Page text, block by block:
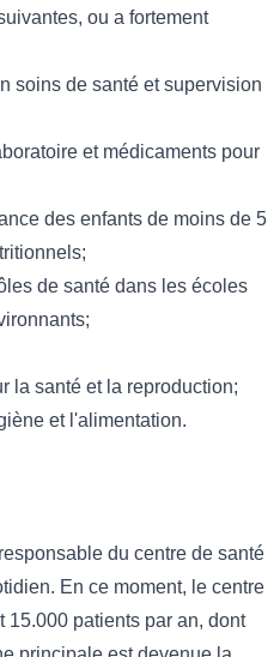
ou a fortement
soins de santé et supervision
et médicaments pour
des enfants de moins de 5
de santé dans les écoles
la santé et la reproduction;
et l'alimentation.
du centre de santé
En ce moment, le centre
15.000 patients par an, dont